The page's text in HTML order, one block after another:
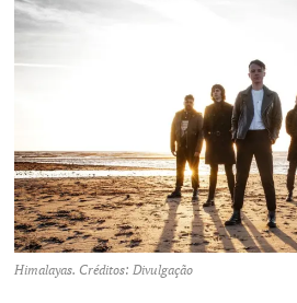
Himalayas. Créditos: Divulgação